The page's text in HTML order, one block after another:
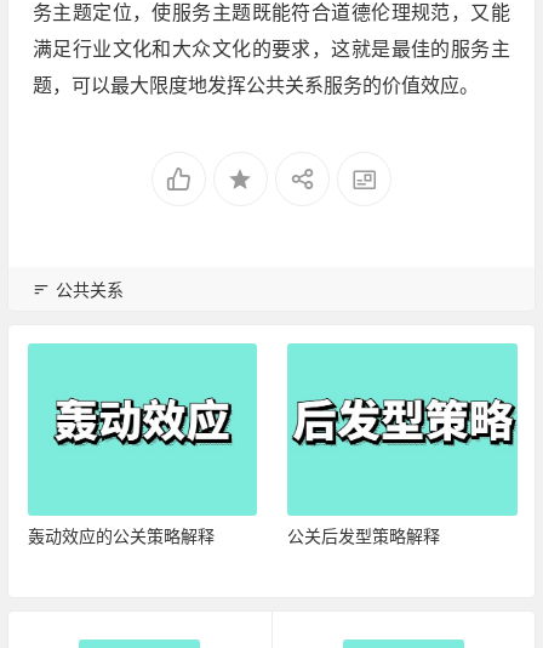
务主题定位，使服务主题既能符合道德伦理规范，又能
满足行业文化和大众文化的要求，这就是最佳的服务主
题，可以最大限度地发挥公共关系服务的价值效应。
公共关系
轰动效应的公关策略解释 公关后发型策略解释